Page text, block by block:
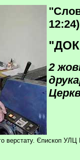
12:24)
2
верстату. Єпископ УЛЦ